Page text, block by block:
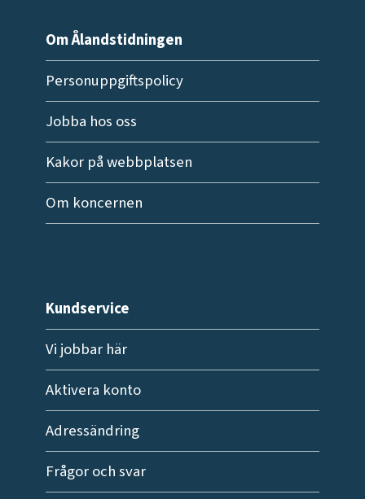
Om Ålandstidningen
Personuppgiftspolicy
Jobba hos oss
Kakor på webbplatsen
Om koncernen
Kundservice
Vi jobbar här
Aktivera konto
Adressändring
Frågor och svar